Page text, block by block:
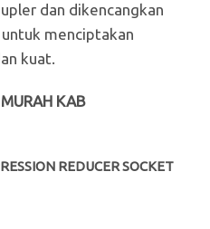
dan dikencangkan
menciptakan
kuat.
KAB
REDUCER SOCKET